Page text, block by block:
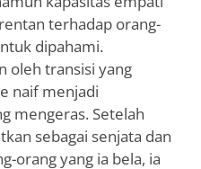
terhadap orang-
dipahami.
oleh transisi yang
naif menjadi
mengeras. Setelah
sebagai senjata dan
orang yang ia bela, ia